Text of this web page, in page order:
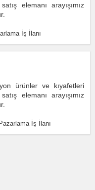
elemanı arayışımız
İş İlanı
ürünler ve kıyafetleri
elemanı arayışımız
İş İlanı